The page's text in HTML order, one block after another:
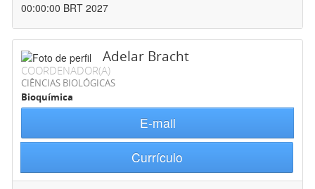
00:00:00 BRT 2027
Adelar Bracht
COORDENADOR(A)
CIÊNCIAS BIOLÓGICAS
Bioquímica
E-mail
Currículo